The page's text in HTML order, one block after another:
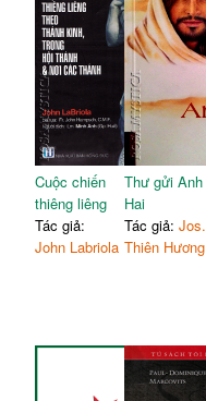
Cuộc chiến
thiêng liêng
Tác giả:
John Labriola
Thư gửi Anh
Hai
Tác giả: Jos.
Thiên Hương